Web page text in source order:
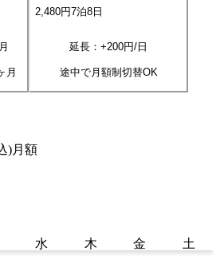
月
2,480円7泊8日
延長：+200円/日
途中で月額制切替OK
)月額
水 木 金 土